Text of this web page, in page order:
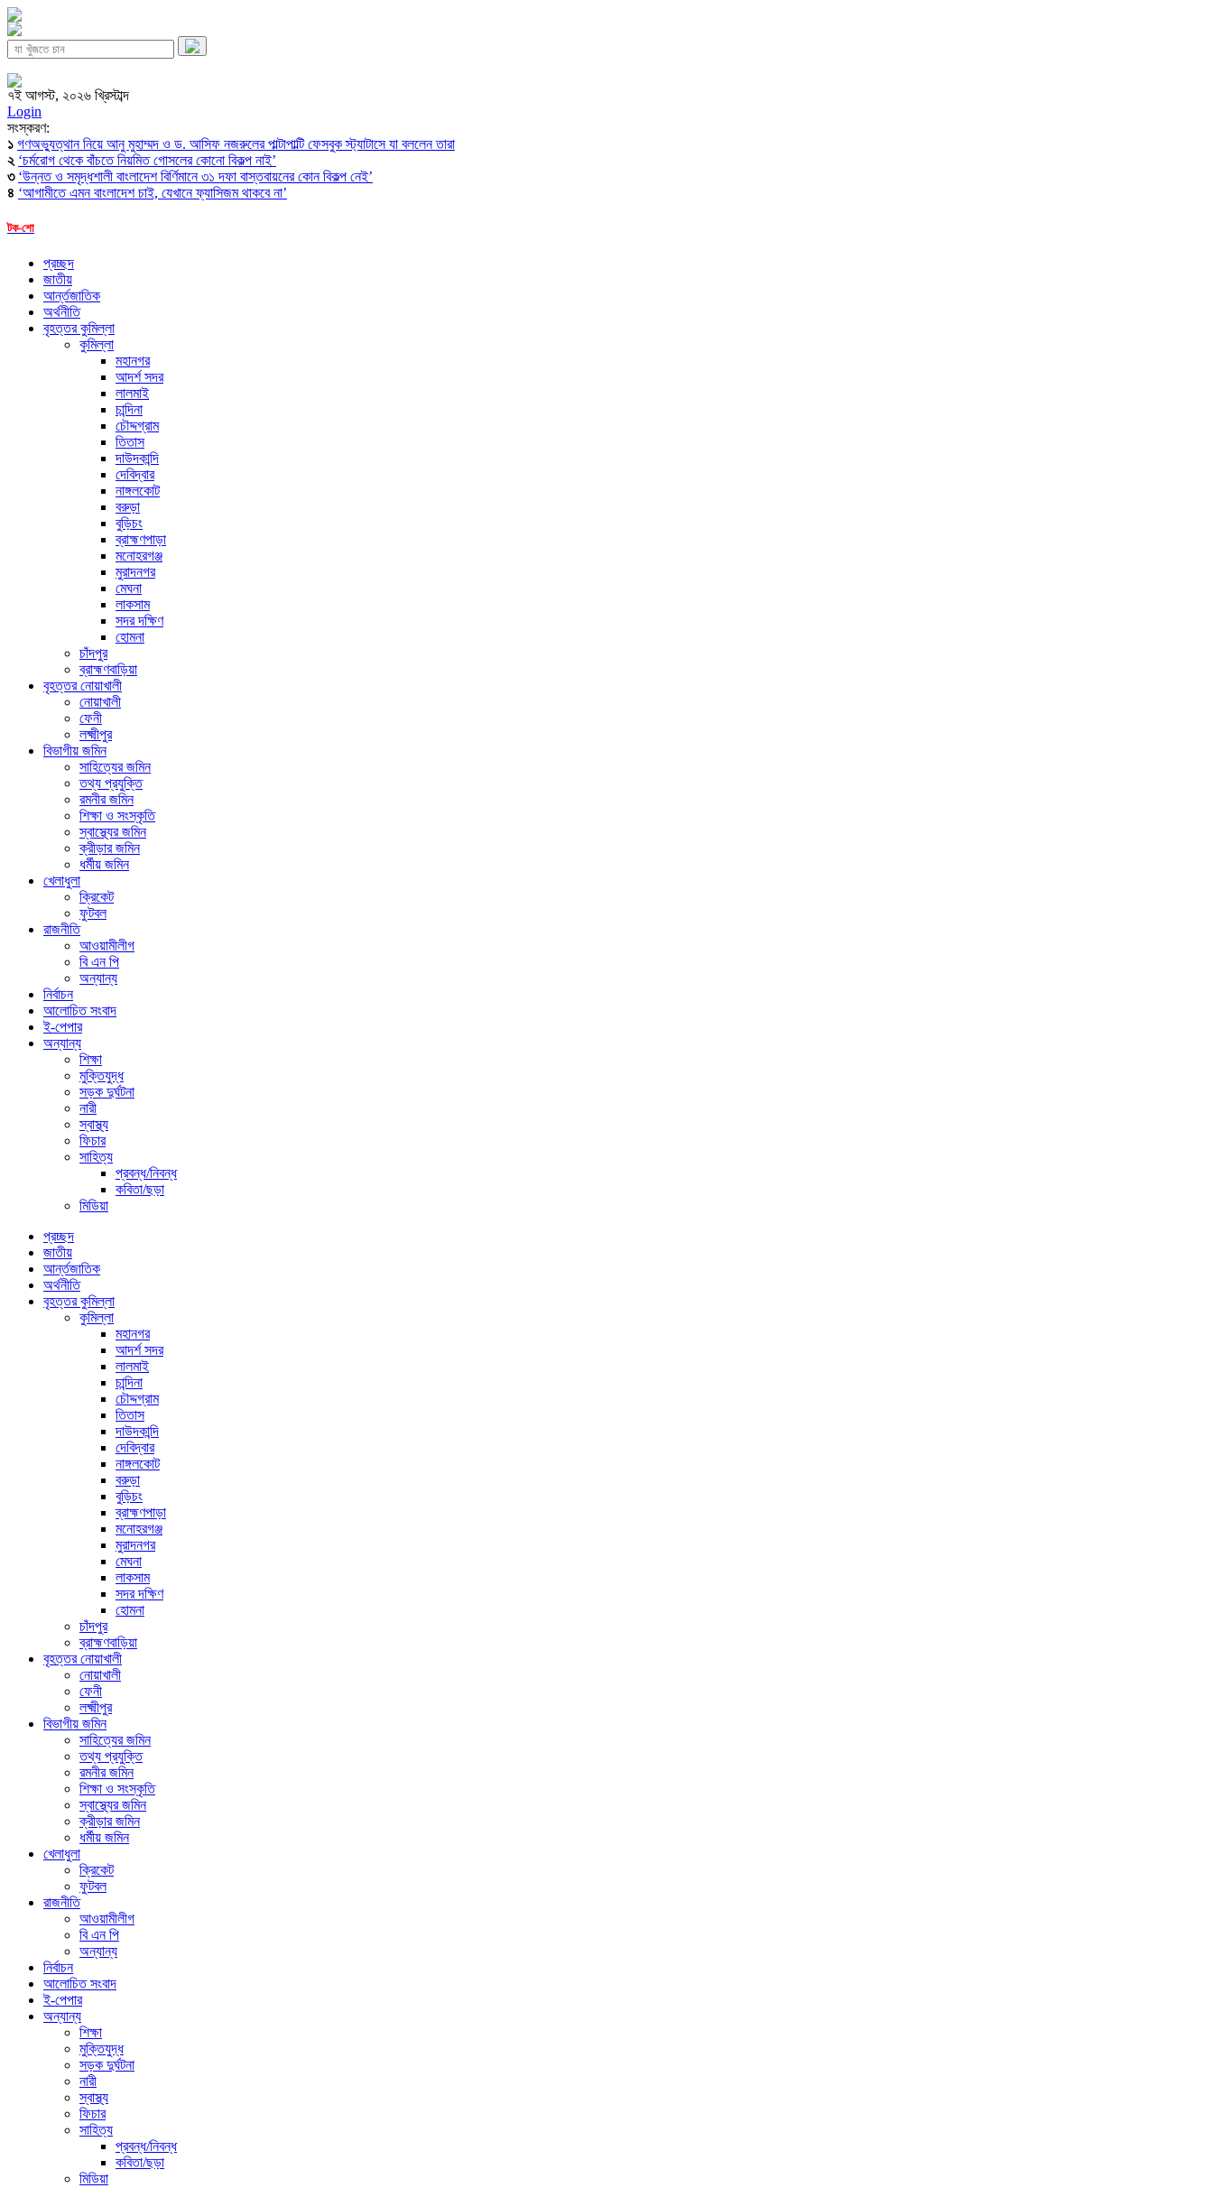
৭ই আগস্ট, ২০২৬ খ্রিস্টাব্দ
Login
সংস্করণ:
১ গণঅভ্যুত্থান নিয়ে আনু মুহাম্মদ ও ড. আসিফ নজরুলের পাল্টাপাল্টি ফেসবুক স্ট্যাটাসে যা বললেন তারা
২ ‘চর্মরোগ থেকে বাঁচতে নিয়মিত গোসলের কোনো বিকল্প নাই’
৩ ‘উন্নত ও সমৃদ্ধশালী বাংলাদেশ বির্ণিমানে ৩১ দফা বাস্তবায়নের কোন বিকল্প নেই’
৪ ‘আগামীতে এমন বাংলাদেশ চাই, যেখানে ফ্যাসিজম থাকবে না’
টক-শো
প্রচ্ছদ
জাতীয়
আর্ন্তজাতিক
অর্থনীতি
বৃহত্তর কুমিল্লা
কুমিল্লা
মহানগর
আদর্শ সদর
লালমাই
চান্দিনা
চৌদ্দগ্রাম
তিতাস
দাউদকান্দি
দেবিদ্বার
নাঙ্গলকোট
বরুড়া
বুড়িচং
ব্রাহ্মণপাড়া
মনোহরগঞ্জ
মুরাদনগর
মেঘনা
লাকসাম
সদর দক্ষিণ
হোমনা
চাঁদপুর
ব্রাহ্মণবাড়িয়া
বৃহত্তর নোয়াখালী
নোয়াখালী
ফেনী
লক্ষ্মীপুর
বিভাগীয় জমিন
সাহিত্যের জমিন
তথ্য প্রযুক্তি
রমনীর জমিন
শিক্ষা ও সংস্কৃতি
স্বাস্থ্যের জমিন
ক্রীড়ার জমিন
ধর্মীয় জমিন
খেলাধুলা
ক্রিকেট
ফুটবল
রাজনীতি
আওয়ামীলীগ
বি এন পি
অন্যান্য
নির্বাচন
আলোচিত সংবাদ
ই-পেপার
অন্যান্য
শিক্ষা
মুক্তিযুদ্ধ
সড়ক দুর্ঘটনা
নারী
স্বাস্থ্য
ফিচার
সাহিত্য
প্রবন্ধ/নিবন্ধ
কবিতা/ছড়া
মিডিয়া
প্রচ্ছদ
জাতীয়
আর্ন্তজাতিক
অর্থনীতি
বৃহত্তর কুমিল্লা
কুমিল্লা
মহানগর
আদর্শ সদর
লালমাই
চান্দিনা
চৌদ্দগ্রাম
তিতাস
দাউদকান্দি
দেবিদ্বার
নাঙ্গলকোট
বরুড়া
বুড়িচং
ব্রাহ্মণপাড়া
মনোহরগঞ্জ
মুরাদনগর
মেঘনা
লাকসাম
সদর দক্ষিণ
হোমনা
চাঁদপুর
ব্রাহ্মণবাড়িয়া
বৃহত্তর নোয়াখালী
নোয়াখালী
ফেনী
লক্ষ্মীপুর
বিভাগীয় জমিন
সাহিত্যের জমিন
তথ্য প্রযুক্তি
রমনীর জমিন
শিক্ষা ও সংস্কৃতি
স্বাস্থ্যের জমিন
ক্রীড়ার জমিন
ধর্মীয় জমিন
খেলাধুলা
ক্রিকেট
ফুটবল
রাজনীতি
আওয়ামীলীগ
বি এন পি
অন্যান্য
নির্বাচন
আলোচিত সংবাদ
ই-পেপার
অন্যান্য
শিক্ষা
মুক্তিযুদ্ধ
সড়ক দুর্ঘটনা
নারী
স্বাস্থ্য
ফিচার
সাহিত্য
প্রবন্ধ/নিবন্ধ
কবিতা/ছড়া
মিডিয়া